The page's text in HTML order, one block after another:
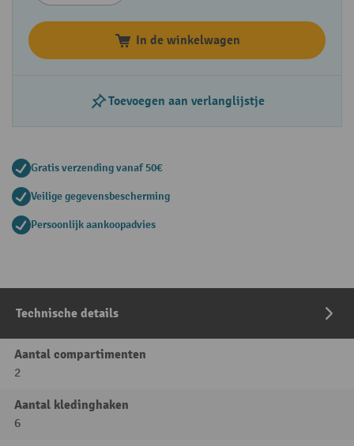
In de winkelwagen
Toevoegen aan verlanglijstje
Gratis verzending vanaf 50€
Veilige gegevensbescherming
Persoonlijk aankoopadvies
Technische details
Aantal compartimenten
2
Aantal kledinghaken
6